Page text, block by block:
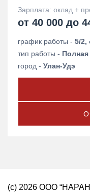
Зарплата: оклад +
от 40 000 до
график работы - 5/2,
тип работы - Полная
город - Улан-Удэ
(с) 2026 ООО